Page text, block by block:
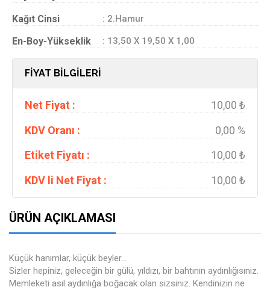
Kağıt Cinsi : 2.Hamur
En-Boy-Yükseklik : 13,50 X 19,50 X 1,00
FİYAT BİLGİLERİ
Net Fiyat :
10,00 ₺
KDV Oranı :
0,00 %
Etiket Fiyatı :
10,00 ₺
KDV li Net Fiyat :
10,00 ₺
ÜRÜN AÇIKLAMASI
Küçük hanımlar, küçük beyler...
Sizler hepiniz, geleceğin bir gülü, yıldızı, bir bahtının aydınlığısınız.
Memleketi asıl aydınlığa boğacak olan sizsiniz. Kendinizin ne